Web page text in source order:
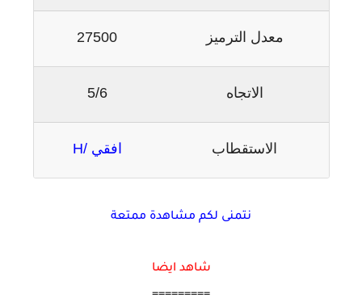
معدل الترميز 27500
الاتجاه 5/6
الاستقطاب افقي /H
نتمنى لكم مشاهدة ممتعة
شاهد ايضا
=========